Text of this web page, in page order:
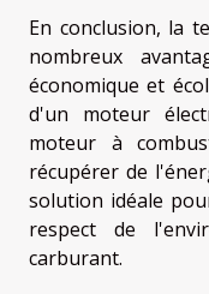
En conclusion, la
nombreux
économique et
d'un moteur
moteur à
récupérer de
solution idéale
respect de
carburant.